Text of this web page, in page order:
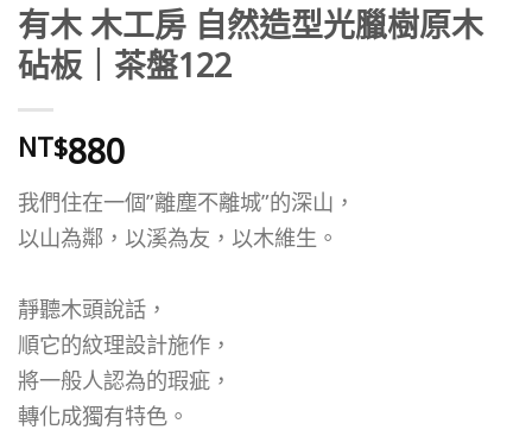
有木 木工房 自然造型光臘樹原木
砧板｜茶盤122
NT$880
我們住在一個”離塵不離城”的深山，
以山為鄰，以溪為友，以木維生。
靜聽木頭說話，
順它的紋理設計施作，
將一般人認為的瑕疵，
轉化成獨有特色。